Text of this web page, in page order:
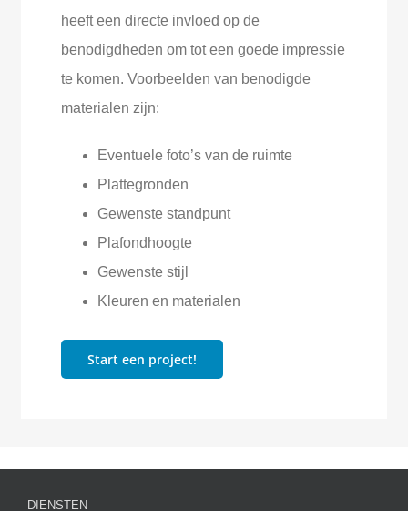
heeft een directe invloed op de
benodigdheden om tot een goede impressie
te komen. Voorbeelden van benodigde
materialen zijn:
Eventuele foto’s van de ruimte
Plattegronden
Gewenste standpunt
Plafondhoogte
Gewenste stijl
Kleuren en materialen
Start een project!
DIENSTEN